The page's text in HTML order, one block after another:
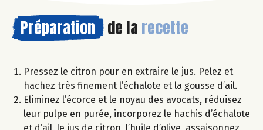
Préparation de la recette
Pressez le citron pour en extraire le jus. Pelez et
hachez très finement l’échalote et la gousse d’ail.
Eliminez l’écorce et le noyau des avocats, réduisez
leur pulpe en purée, incorporez le hachis d’échalote